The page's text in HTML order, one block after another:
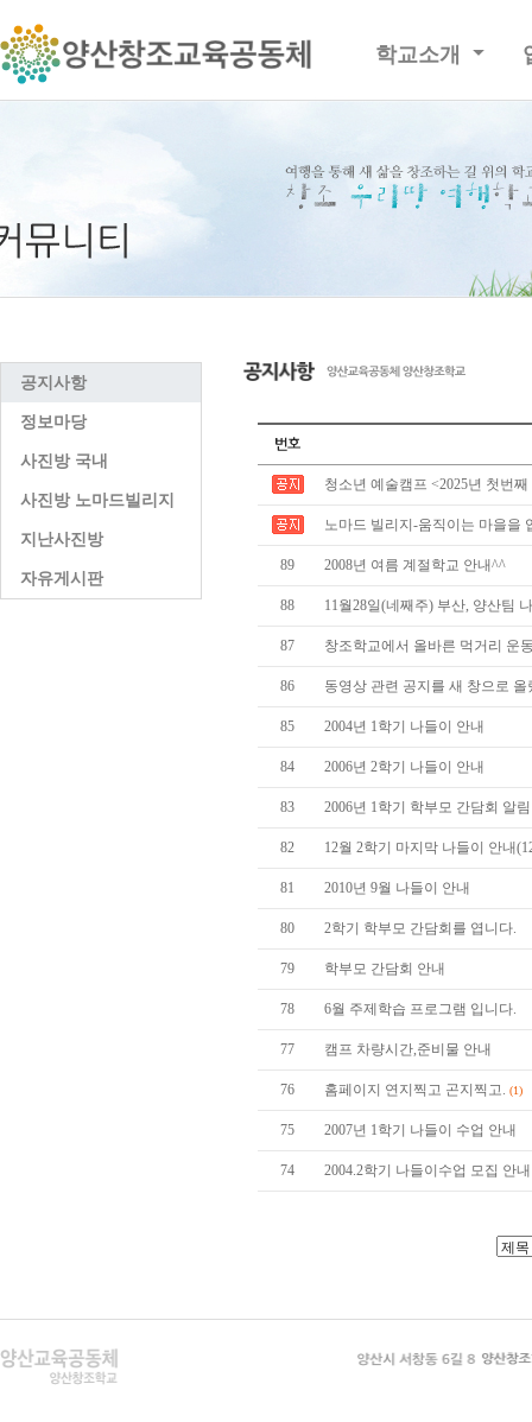
학교소개
공지사항
정보마당
사진방 국내
사진방 노마드빌리지
지난사진방
자유게시판
청소년 예술캠프 <2025년 첫번
노마드 빌리지-움직이는 마을을
89 2008년 여름 계절학교 안내^^
88 11월28일(네째주) 부산, 양산팀
87 창조학교에서 올바른 먹거리 운
86 동영상 관련 공지를 새 창으로 올
85 2004년 1학기 나들이 안내
84 2006년 2학기 나들이 안내
83 2006년 1학기 학부모 간담회 알림
82 12월 2학기 마지막 나들이 안내
81 2010년 9월 나들이 안내
80 2학기 학부모 간담회를 엽니다.
79 학부모 간담회 안내
78 6월 주제학습 프로그램 입니다.
77 캠프 차량시간,준비물 안내
76 홈페이지 연지찍고 곤지찍고. (1)
75 2007년 1학기 나들이 수업 안내
74 2004.2학기 나들이수업 모집 안내